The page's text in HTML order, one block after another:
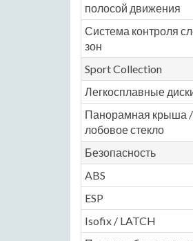
полосой движения
Система контроля
зон
Sport Collection
Легкосплавные
Панорамная крыша /
лобовое стекло
Безопасность
ABS
ESP
Isofix / LATCH